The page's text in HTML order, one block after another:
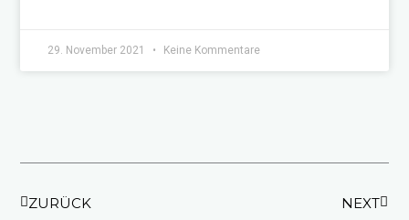
29. November 2021 Keine Kommentare
ZURÜCK NEXT